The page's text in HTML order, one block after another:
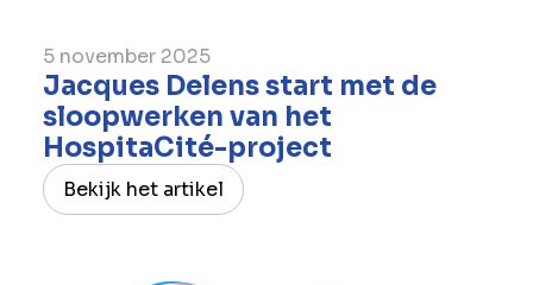
5 november 2025
Jacques Delens start met de
sloopwerken van het
HospitaCité-project
Bekijk het artikel